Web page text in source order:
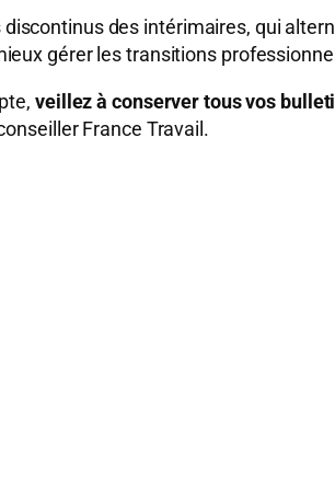
des intérimaires, qui
gérer les transitions
veillez à conserver tous vos
France Travail.